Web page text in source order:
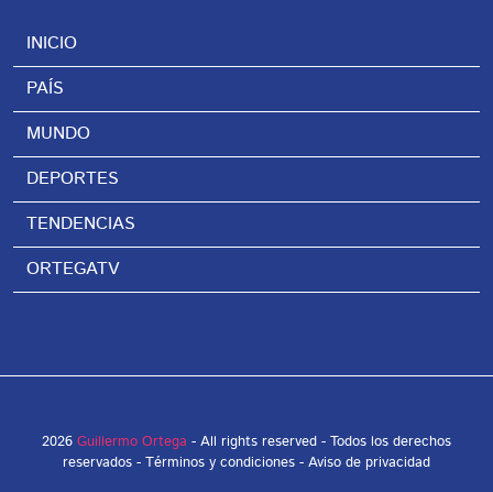
INICIO
PAÍS
MUNDO
DEPORTES
TENDENCIAS
ORTEGATV
2026 Guillermo Ortega - All rights reserved - Todos los derechos
reservados - Términos y condiciones - Aviso de privacidad